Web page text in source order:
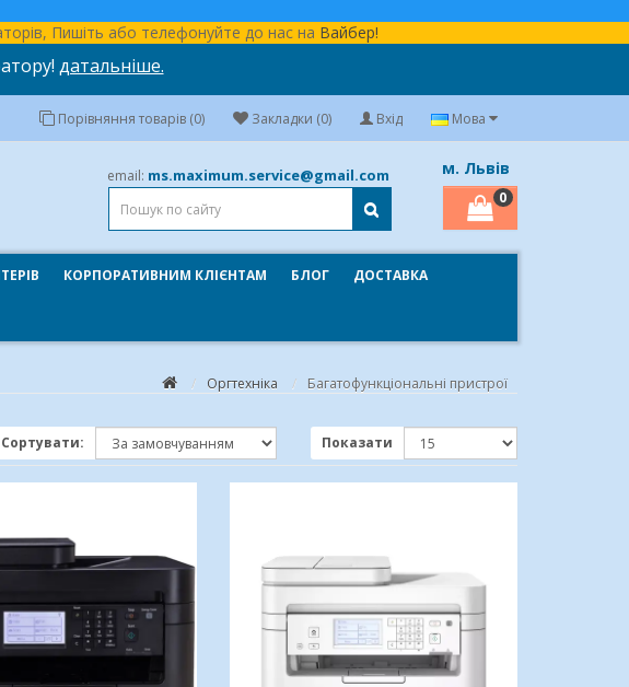
Пишіть або телефонуйте до нас на Вайбер!
датальніше.
Мова
Вхід
Закладки (0)
Порівняння товарів (0)
email: ms.maximum.service@gmail.com м. Львів
0
КОРПОРАТИВНИМ КЛІЄНТАМ БЛОГ ДОСТАВКА
Оргтехніка Багатофункціональні пристрої
Сортувати: Показати